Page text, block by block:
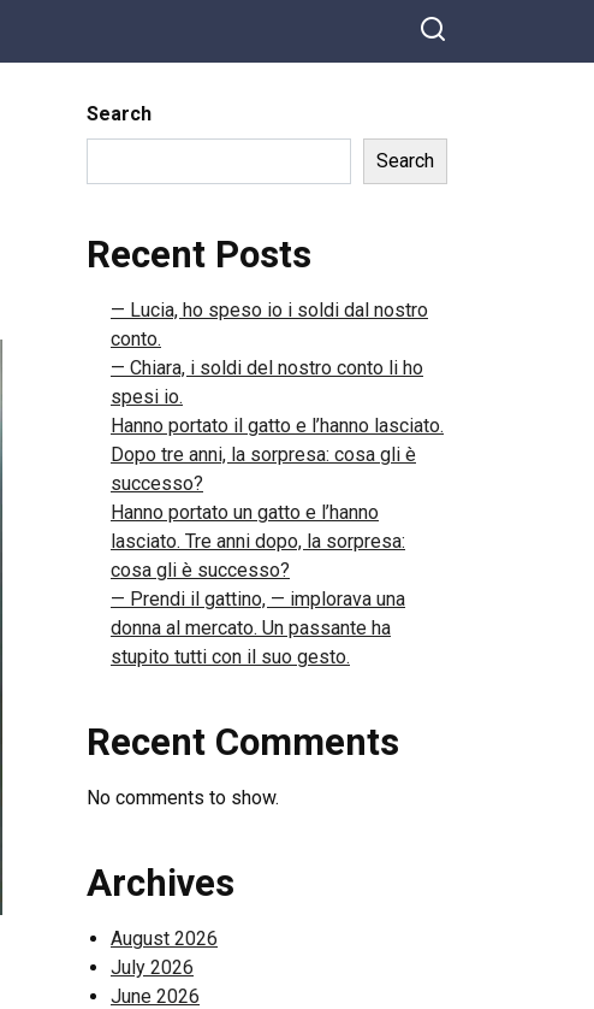
Search
Search
Recent Posts
— Lucia, ho speso io i soldi dal nostro
conto.
— Chiara, i soldi del nostro conto li ho
spesi io.
Hanno portato il gatto e l’hanno lasciato.
Dopo tre anni, la sorpresa: cosa gli è
successo?
Hanno portato un gatto e l’hanno
lasciato. Tre anni dopo, la sorpresa:
cosa gli è successo?
— Prendi il gattino, — implorava una
donna al mercato. Un passante ha
stupito tutti con il suo gesto.
Recent Comments
No comments to show.
Archives
August 2026
July 2026
June 2026